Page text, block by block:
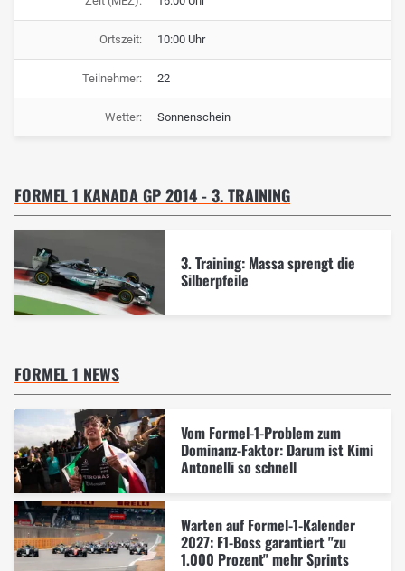
Ortszeit: 10:00 Uhr
Teilnehmer: 22
Wetter: Sonnenschein
FORMEL 1 KANADA GP 2014 - 3. TRAINING
3. Training: Massa sprengt die
Silberpfeile
FORMEL 1 NEWS
Vom Formel-1-Problem zum
Dominanz-Faktor: Darum ist Kimi
Antonelli so schnell
Warten auf Formel-1-Kalender
2027: F1-Boss garantiert "zu
1.000 Prozent" mehr Sprints